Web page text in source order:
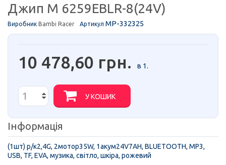
Джип M 6259EBLR-8(24V)
Виробник Bambi Racer Артикул MP-332325
10 478,60 грн. в 1.
У КОШИК
Інформація
(1шт) р/к2,4G, 2мотор35W, 1акум24V7AH, BLUETOOTH, MP3,
USB, TF, EVA, музика, світло, шкіра, рожевий